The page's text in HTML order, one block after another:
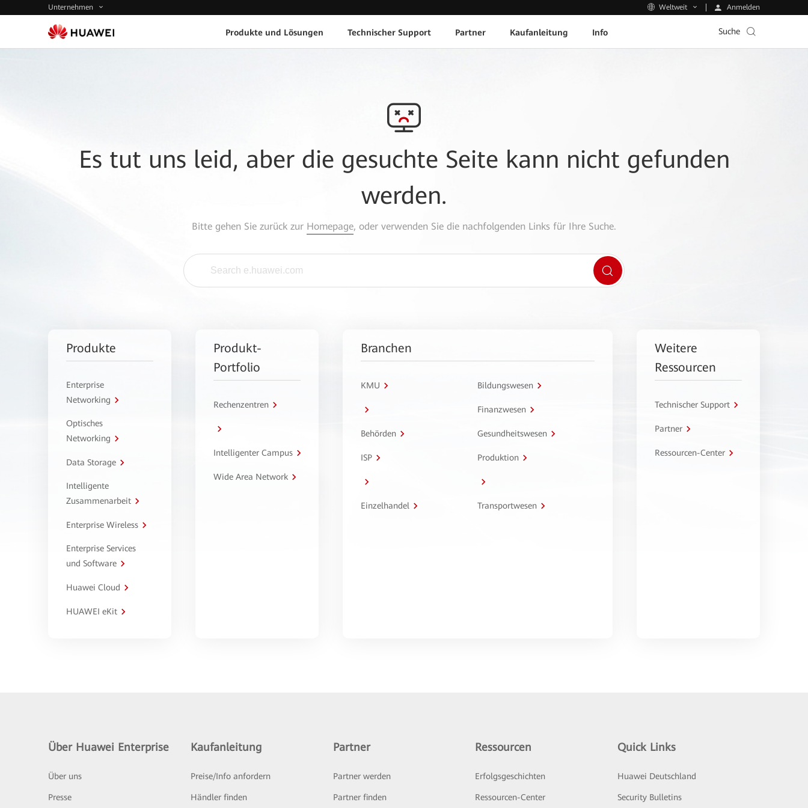
Unternehmen Weltweit Anmelden
Produkte und Lösungen Technischer Support Partner Kaufanleitung Info Suche
Es tut uns leid, aber die gesuchte Seite kann nicht gefunden
werden.
Bitte gehen Sie zurück zur Homepage, oder verwenden Sie die nachfolgenden Links für Ihre Suche.
Produkte
Enterprise
Networking
Optisches
Networking
Data Storage
Intelligente
Zusammenarbeit
Enterprise Wireless
Enterprise Services
und Software
Huawei Cloud
HUAWEI eKit
Produkt-
Portfolio
Rechenzentren
Intelligenter Campus
Wide Area Network
Branchen
KMU Bildungswesen
Finanzwesen
Behörden Gesundheitswesen
ISP Produktion
Einzelhandel Transportwesen
Weitere
Ressourcen
Technischer Support
Partner
Ressourcen-Center
Über Huawei Enterprise
Über uns
Presse
Kaufanleitung
Preise/Info anfordern
Händler finden
Partner
Partner werden
Partner finden
Ressourcen
Erfolgsgeschichten
Ressourcen-Center
Quick Links
Huawei Deutschland
Security Bulletins